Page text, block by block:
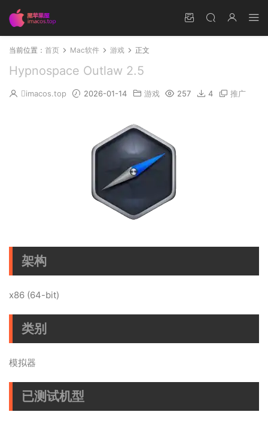
当前位置： 首页 Mac软件 游戏 正文
Hypnospace Outlaw 2.5
imacos.top 2026-01-14 游戏 257 4 推广
架构
x86 (64-bit)
类别
模拟器
已测试机型